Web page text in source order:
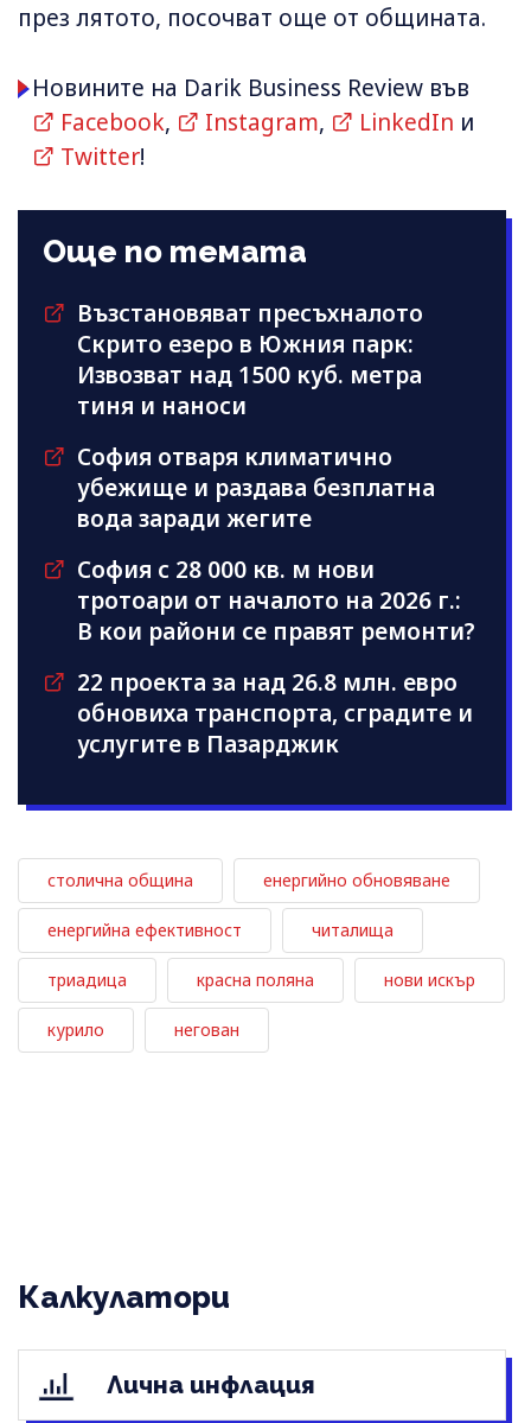
през лятото, посочват още от общината.
Новините на Darik Business Review във
Facebook, Instagram, LinkedIn и
Twitter!
Още по темата
Възстановяват пресъхналото
Скрито езеро в Южния парк:
Извозват над 1500 куб. метра
тиня и наноси
София отваря климатично
убежище и раздава безплатна
вода заради жегите
София с 28 000 кв. м нови
тротоари от началото на 2026 г.:
В кои райони се правят ремонти?
22 проекта за над 26.8 млн. евро
обновиха транспорта, сградите и
услугите в Пазарджик
столична община енергийно обновяване
енергийна ефективност читалища
триадица красна поляна нови искър
курило негован
Калкулатори
Лична инфлация